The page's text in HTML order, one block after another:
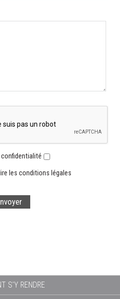
les conditions légales
S'Y RENDRE